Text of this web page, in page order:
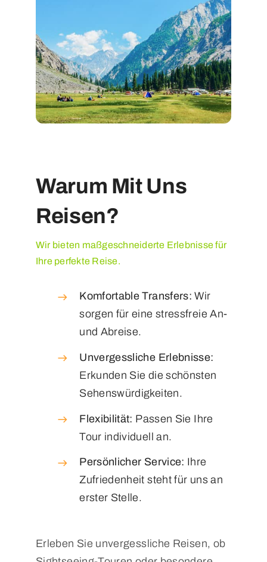
Warum Mit Uns
Reisen?
Wir bieten maßgeschneiderte Erlebnisse für
Ihre perfekte Reise.
Komfortable Transfers: Wir
sorgen für eine stressfreie An-
und Abreise.
Unvergessliche Erlebnisse:
Erkunden Sie die schönsten
Sehenswürdigkeiten.
Flexibilität: Passen Sie Ihre
Tour individuell an.
Persönlicher Service: Ihre
Zufriedenheit steht für uns an
erster Stelle.
Erleben Sie unvergessliche Reisen, ob